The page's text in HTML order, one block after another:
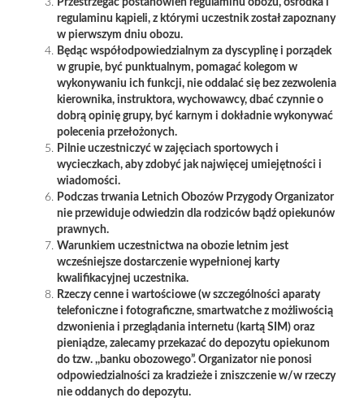
Przestrzegać postanowień regulaminu obozu, ośrodka i
regulaminu kąpieli, z którymi uczestnik został zapoznany
w pierwszym dniu obozu.
Będąc współodpowiedzialnym za dyscyplinę i porządek
w grupie, być punktualnym, pomagać kolegom w
wykonywaniu ich funkcji, nie oddalać się bez zezwolenia
kierownika, instruktora, wychowawcy, dbać czynnie o
dobrą opinię grupy, być karnym i dokładnie wykonywać
polecenia przełożonych.
Pilnie uczestniczyć w zajęciach sportowych i
wycieczkach, aby zdobyć jak najwięcej umiejętności i
wiadomości.
Podczas trwania Letnich Obozów Przygody Organizator
nie przewiduje odwiedzin dla rodziców bądź opiekunów
prawnych.
Warunkiem uczestnictwa na obozie letnim jest
wcześniejsze dostarczenie wypełnionej karty
kwalifikacyjnej uczestnika.
Rzeczy cenne i wartościowe (w szczególności aparaty
telefoniczne i fotograficzne, smartwatche z możliwością
dzwonienia i przeglądania internetu (kartą SIM) oraz
pieniądze, zalecamy przekazać do depozytu opiekunom
do tzw. ,,banku obozowego”. Organizator nie ponosi
odpowiedzialności za kradzieże i zniszczenie w/w rzeczy
nie oddanych do depozytu.